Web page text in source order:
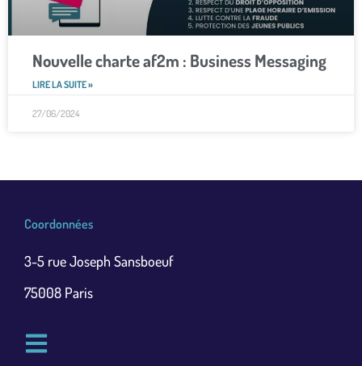
Nouvelle charte af2m : Business Messaging
LIRE LA SUITE »
27/06/2024
Coordonnées
3-5 rue Joseph Sansboeuf
75008 Paris